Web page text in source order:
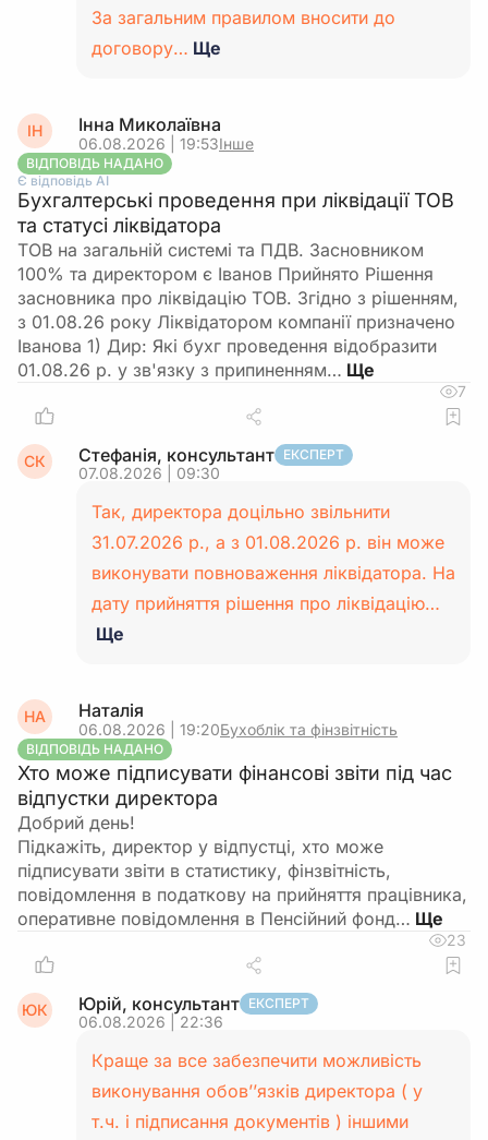
За загальним правилом вносити до
договору… Ще
ІН Інна Миколаївна
06.08.2026 | 19:53Інше
ВІДПОВІДЬ НАДАНО
Є відповідь АІ
Бухгалтерські проведення при ліквідації ТОВ
та статусі ліквідатора
ТОВ на загальній системі та ПДВ. Засновником
100% та директором є Іванов Прийнято Рішення
засновника про ліквідацію ТОВ. Згідно з рішенням,
з 01.08.26 року Ліквідатором компанії призначено
Іванова 1) Дир: Які бухг проведення відобразити
01.08.26 р. у зв'язку з припиненням…
7
СК Стефанія, консультант ЕКСПЕРТ
07.08.2026 | 09:30
Так, директора доцільно звільнити
31.07.2026 р., а з 01.08.2026 р. він може
виконувати повноваження ліквідатора. На
дату прийняття рішення про ліквідацію…
Ще
НА Наталія
06.08.2026 | 19:20Бухоблік та фінзвітність
ВІДПОВІДЬ НАДАНО
Хто може підписувати фінансові звіти під час
відпустки директора
Добрий день!
Підкажіть, директор у відпустці, хто може
підписувати звіти в статистику, фінзвітність,
повідомлення в податкову на прийняття працівника,
оперативне повідомлення в Пенсійний фонд…
23
ЮК Юрій, консультант ЕКСПЕРТ
06.08.2026 | 22:36
Краще за все забезпечити можливість
виконування обов’’язків директора ( у
т.ч. і підписання документів ) іншими